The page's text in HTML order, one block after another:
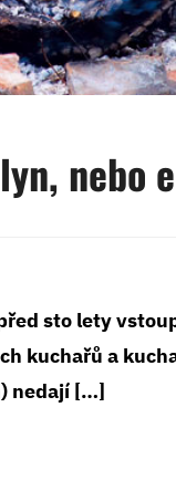
nebo
sto lety
kuchařů a
nedají […]